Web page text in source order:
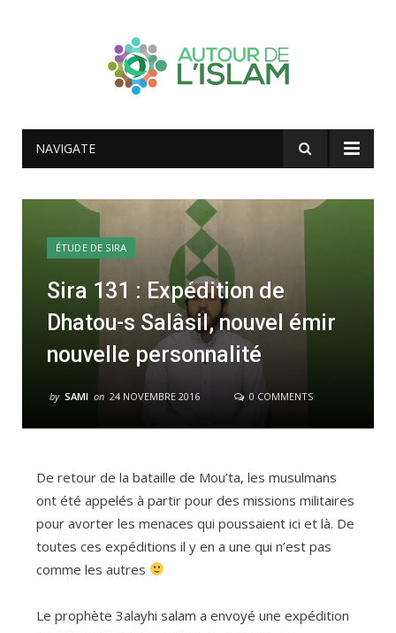
NAVIGATE
ÉTUDE DE SIRA
Sira 131 : Expédition de
Dhatou-s Salâsil, nouvel émir
nouvelle personnalité
by SAMI on 24 NOVEMBRE 2016 0 COMMENTS
De retour de la bataille de Mou’ta, les musulmans
ont été appelés à partir pour des missions militaires
pour avorter les menaces qui poussaient ici et là. De
toutes ces expéditions il y en a une qui n’est pas
comme les autres
Le prophète 3alayhi salam a envoyé une expédition